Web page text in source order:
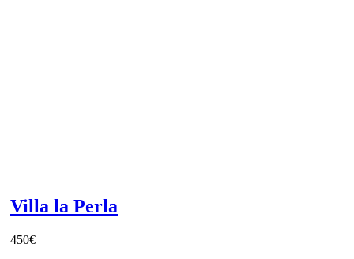
Villa la Perla
450€